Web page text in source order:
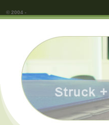
© 2004 -